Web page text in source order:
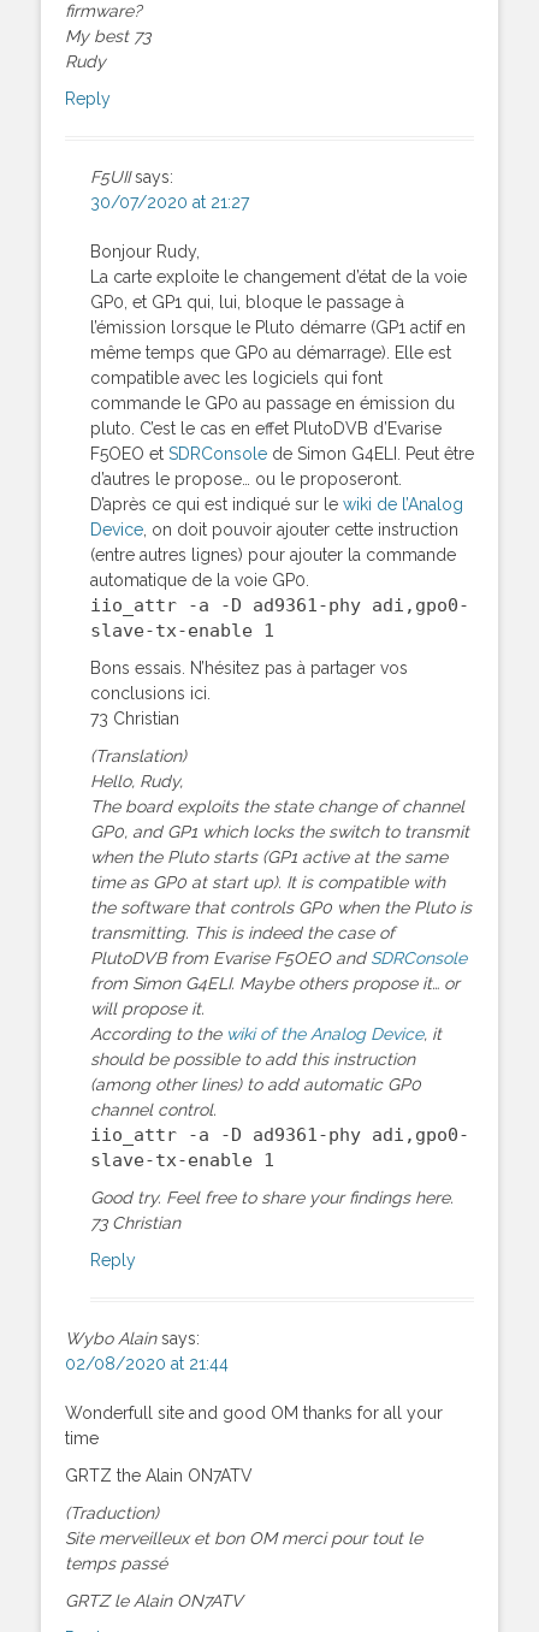
firmware?
My best 73
Rudy
Reply
F5UII says:
30/07/2020 at 21:27
Bonjour Rudy,
La carte exploite le changement d’état de la voie
GP0, et GP1 qui, lui, bloque le passage à
l’émission lorsque le Pluto démarre (GP1 actif en
même temps que GP0 au démarrage). Elle est
compatible avec les logiciels qui font
commande le GP0 au passage en émission du
pluto. C’est le cas en effet PlutoDVB d’Evarise
F5OEO et SDRConsole de Simon G4ELI. Peut être
d’autres le propose… ou le proposeront.
D’après ce qui est indiqué sur le wiki de l’Analog
Device, on doit pouvoir ajouter cette instruction
(entre autres lignes) pour ajouter la commande
automatique de la voie GP0.
iio_attr -a -D ad9361-phy adi,gpo0-
slave-tx-enable 1
Bons essais. N’hésitez pas à partager vos
conclusions ici.
73 Christian
(Translation)
Hello, Rudy,
The board exploits the state change of channel
GP0, and GP1 which locks the switch to transmit
when the Pluto starts (GP1 active at the same
time as GP0 at start up). It is compatible with
the software that controls GP0 when the Pluto is
transmitting. This is indeed the case of
PlutoDVB from Evarise F5OEO and SDRConsole
from Simon G4ELI. Maybe others propose it… or
will propose it.
According to the wiki of the Analog Device, it
should be possible to add this instruction
(among other lines) to add automatic GP0
channel control.
iio_attr -a -D ad9361-phy adi,gpo0-
slave-tx-enable 1
Good try. Feel free to share your findings here.
73 Christian
Reply
Wybo Alain says:
02/08/2020 at 21:44
Wonderfull site and good OM thanks for all your
time
GRTZ the Alain ON7ATV
(Traduction)
Site merveilleux et bon OM merci pour tout le
temps passé
GRTZ le Alain ON7ATV